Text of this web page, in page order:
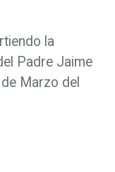
la
Padre Jaime
Marzo del